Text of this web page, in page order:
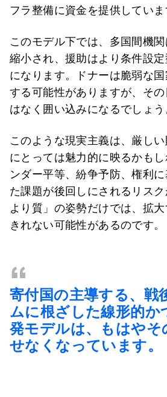
フラ整備に資金を提供していま
このモデル下では、多国間機
縮小され、援助はより条件設
になります。ドナーは脆弱な
する可能性がありますが、そ
はなく囲い込みになるでしょう
このような現実主義は、厳し
にとっては魅力的に映るかも
ンダー平等、紛争予防、権利
た課題が後回しにされるリス
より質」の姿勢だけでは、拡大
きれない可能性があるのです。
“
寄付国の主導する、戦
ムに根ざした線形的か
発モデルは、もはやそ
せなくなっています。